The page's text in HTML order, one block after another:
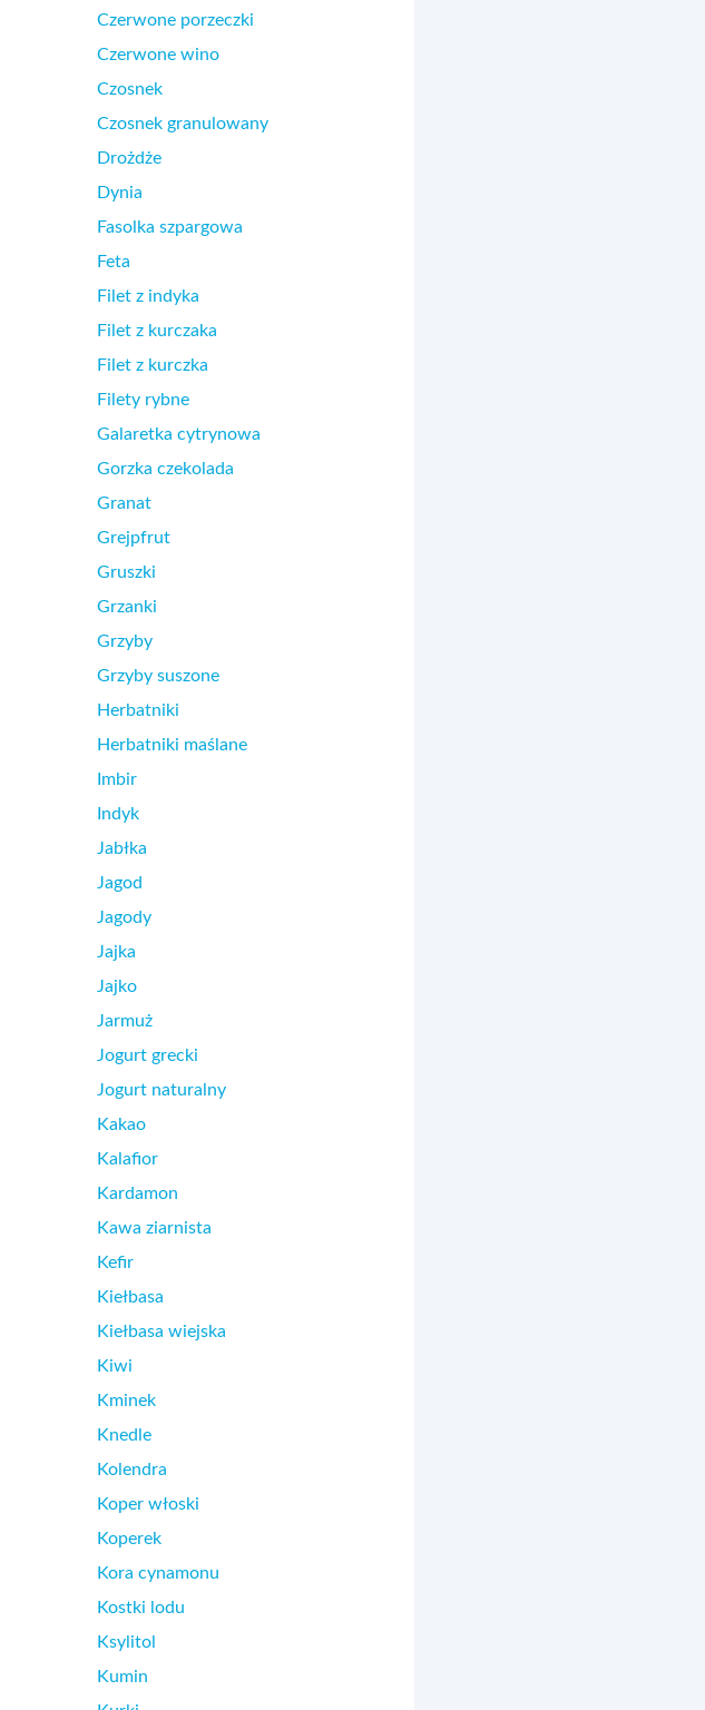
Czerwone porzeczki
Czerwone wino
Czosnek
Czosnek granulowany
Drożdże
Dynia
Fasolka szpargowa
Feta
Filet z indyka
Filet z kurczaka
Filet z kurczka
Filety rybne
Galaretka cytrynowa
Gorzka czekolada
Granat
Grejpfrut
Gruszki
Grzanki
Grzyby
Grzyby suszone
Herbatniki
Herbatniki maślane
Imbir
Indyk
Jabłka
Jagod
Jagody
Jajka
Jajko
Jarmuż
Jogurt grecki
Jogurt naturalny
Kakao
Kalafior
Kardamon
Kawa ziarnista
Kefir
Kiełbasa
Kiełbasa wiejska
Kiwi
Kminek
Knedle
Kolendra
Koper włoski
Koperek
Kora cynamonu
Kostki lodu
Ksylitol
Kumin